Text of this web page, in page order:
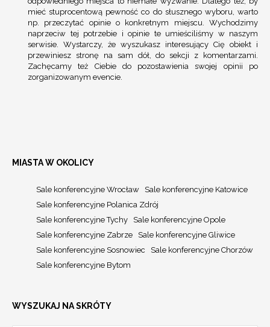
mieć stuprocentową pewność co do słusznego wyboru, warto
np. przeczytać opinie o konkretnym miejscu. Wychodzimy
naprzeciw tej potrzebie i opinie te umieściliśmy w naszym
serwisie. Wystarczy, że wyszukasz interesujący Cię obiekt i
przewiniesz stronę na sam dół, do sekcji z komentarzami.
Zachęcamy też Ciebie do pozostawienia swojej opinii po
zorganizowanym evencie.
MIASTA W OKOLICY
Sale konferencyjne Wrocław
Sale konferencyjne Katowice
Sale konferencyjne Polanica Zdrój
Sale konferencyjne Tychy
Sale konferencyjne Opole
Sale konferencyjne Zabrze
Sale konferencyjne Gliwice
Sale konferencyjne Sosnowiec
Sale konferencyjne Chorzów
Sale konferencyjne Bytom
WYSZUKAJ NA SKRÓTY